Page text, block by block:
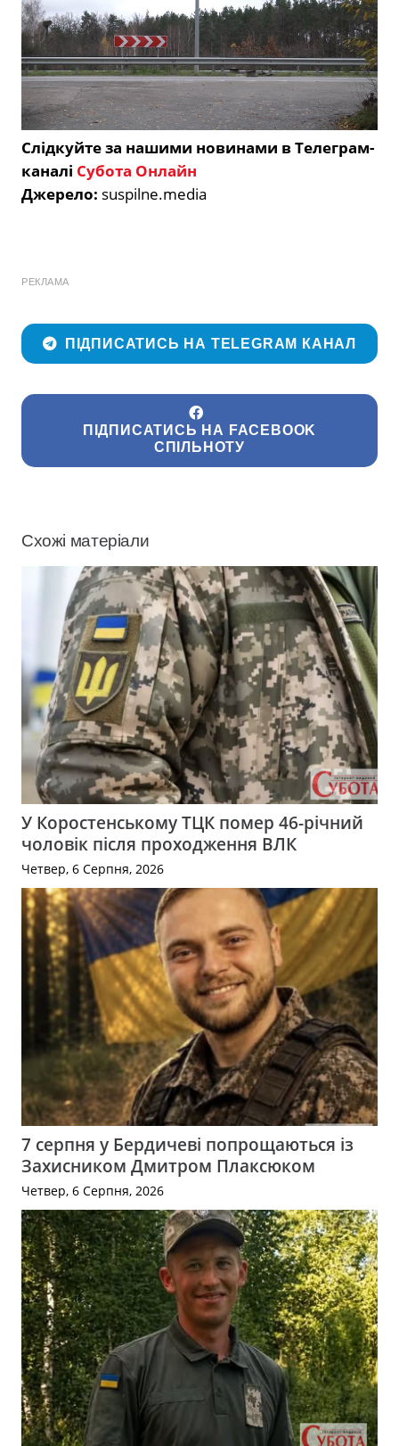
Слідкуйте за нашими новинами в Телеграм-
каналі Субота Онлайн
Джерело: suspilne.media
РЕКЛАМА
ПІДПИСАТИСЬ НА TELEGRAM КАНАЛ
ПІДПИСАТИСЬ НА FACEBOOK
СПІЛЬНОТУ
Схожі матеріали
У Коростенському ТЦК помер 46-річний
чоловік після проходження ВЛК
Четвер, 6 Серпня, 2026
7 серпня у Бердичеві попрощаються із
Захисником Дмитром Плаксюком
Четвер, 6 Серпня, 2026